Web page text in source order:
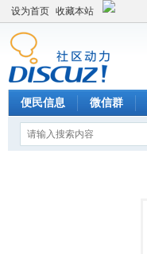
设为首页 收藏本站
便民信息 微信群